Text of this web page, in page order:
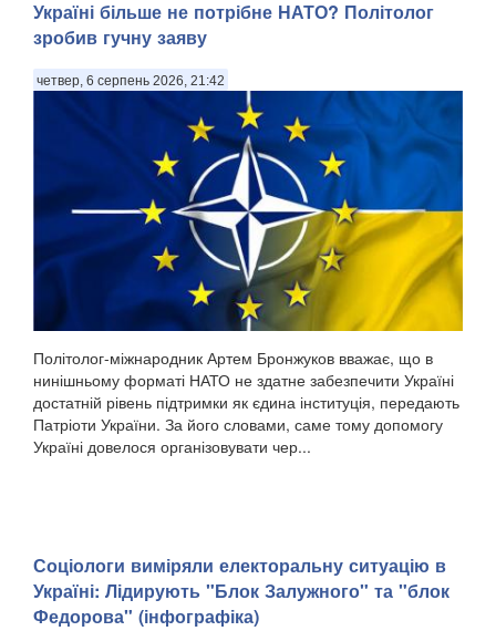
Україні більше не потрібне НАТО? Політолог
зробив гучну заяву
четвер, 6 серпень 2026, 21:42
Політолог-міжнародник Артем Бронжуков вважає, що в
нинішньому форматі НАТО не здатне забезпечити Україні
достатній рівень підтримки як єдина інституція, передають
Патріоти України. За його словами, саме тому допомогу
Україні довелося організовувати чер...
Соціологи виміряли електоральну ситуацію в
Україні: ​Лідирують "Блок Залужного" та "блок
Федорова" (інфографіка)